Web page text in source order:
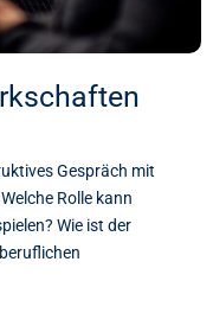
Gespräch mit
Rolle kann
Wie ist der